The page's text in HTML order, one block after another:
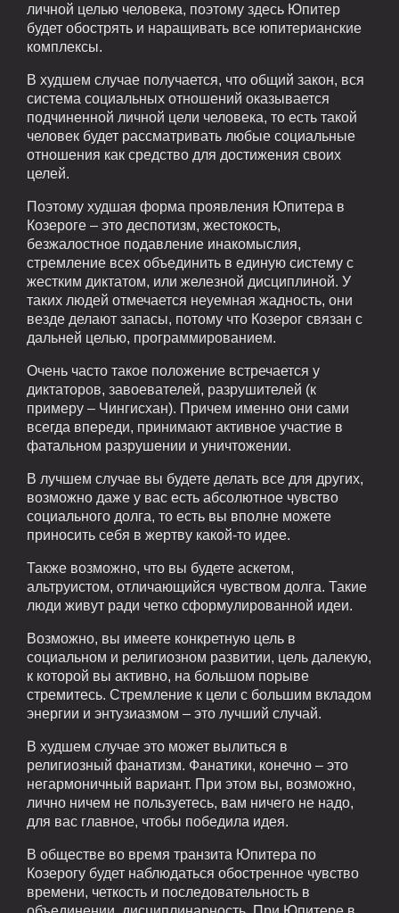
личной целью человека, поэтому здесь Юпитер
будет обострять и наращивать все юпитерианские
комплексы.
В худшем случае получается, что общий закон, вся
система социальных отношений оказывается
подчиненной личной цели человека, то есть такой
человек будет рассматривать любые социальные
отношения как средство для достижения своих
целей.
Поэтому худшая форма проявления Юпитера в
Козероге – это деспотизм, жестокость,
безжалостное подавление инакомыслия,
стремление всех объединить в единую систему с
жестким диктатом, или железной дисциплиной. У
таких людей отмечается неуемная жадность, они
везде делают запасы, потому что Козерог связан с
дальней целью, программированием.
Очень часто такое положение встречается у
диктаторов, завоевателей, разрушителей (к
примеру – Чингисхан). Причем именно они сами
всегда впереди, принимают активное участие в
фатальном разрушении и уничтожении.
В лучшем случае вы будете делать все для других,
возможно даже у вас есть абсолютное чувство
социального долга, то есть вы вполне можете
приносить себя в жертву какой-то идее.
Также возможно, что вы будете аскетом,
альтруистом, отличающийся чувством долга. Такие
люди живут ради четко сформулированной идеи.
Возможно, вы имеете конкретную цель в
социальном и религиозном развитии, цель далекую,
к которой вы активно, на большом порыве
стремитесь. Стремление к цели с большим вкладом
энергии и энтузиазмом – это лучший случай.
В худшем случае это может вылиться в
религиозный фанатизм. Фанатики, конечно – это
негармоничный вариант. При этом вы, возможно,
лично ничем не пользуетесь, вам ничего не надо,
для вас главное, чтобы победила идея.
В обществе во время транзита Юпитера по
Козерогу будет наблюдаться обостренное чувство
времени, четкость и последовательность в